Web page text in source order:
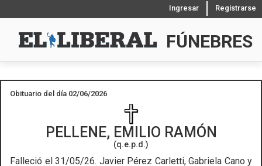
Ingresar Registrarse
FÚNEBRES
Obituario del día 02/06/2026
PELLENE, EMILIO RAMÓN
(q.e.p.d.)
Falleció el 31/05/26. Javier Pérez Carletti, Gabriela Cano y